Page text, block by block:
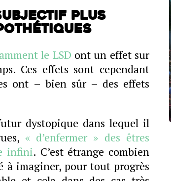
plus
le LSD ont un effet sur
Ces effets sont cependant
ont – bien sûr – des effets
dystopique dans lequel il
« d’enfermer » des êtres
infini. C’est étrange combien
à imaginer, pour tout progrès